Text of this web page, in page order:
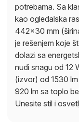
potrebama. Sa
kao ogledalska
442×30 mm
je rešenjem koje
dolazi sa
nudi snagu od 12
(izvor) od 1530
920 lm sa toplo
Unesite stil i